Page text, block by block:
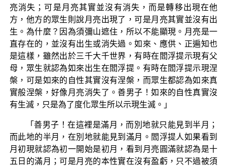
亮消失；可是月亮其實並沒有消失，而是轉移出現在他
方，他方的眾生則說月亮出現了，可是月亮其實並沒有出
生。為什麼？因為須彌山遮住，所以不能顯現。月亮是一
直存在的，並沒有出生或消失過。如來、應供、正遍知也
是這樣，雖然出於三千大千世界，有時在閻浮提示現有父
母，眾生就認為如來出生在閻浮提。有時在閻浮提示現涅
槃，可是如來的自性其實沒有涅槃，而眾生都認為如來真
實般涅槃，好像月亮消失了。善男子！如來的自性真實沒
有生滅，只是為了度化眾生所以示現生滅。」
「善男子！在這裡是滿月，而別地就只能見到半月；
而此地的半月，在別地就能見到滿月。閻浮提人如果看到
月初現就認為初一開始是初月，看到月亮圓滿就認為是十
五日的滿月；可是月亮的本性實在沒有盈虧，只不過被須